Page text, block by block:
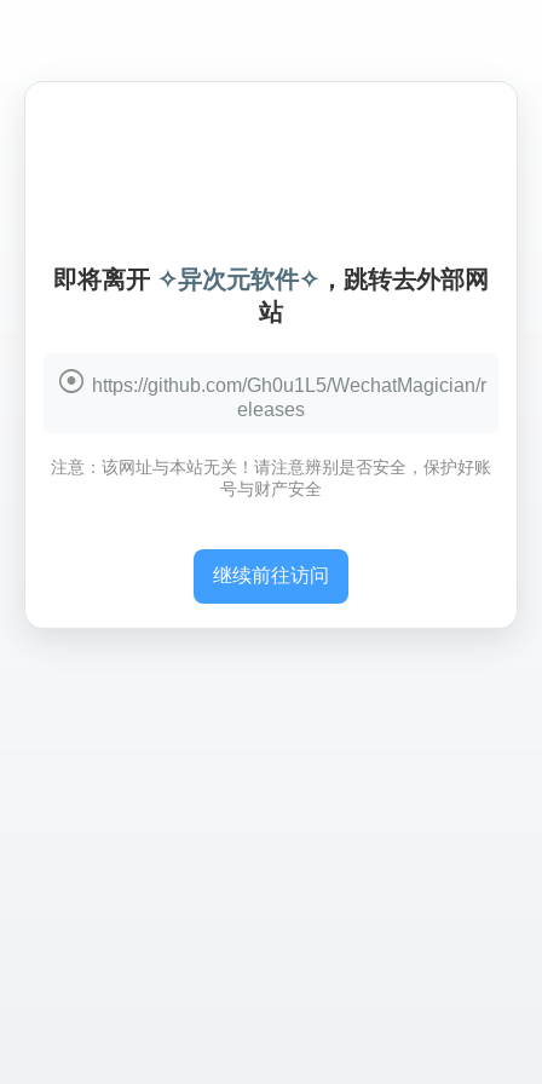
即将离开 ✧异次元软件✧ ，跳转去外部网
站
https://github.com/Gh0u1L5/WechatMagician/r
eleases
注意：该网址与本站无关！请注意辨别是否安全，保护好账
号与财产安全
继续前往访问